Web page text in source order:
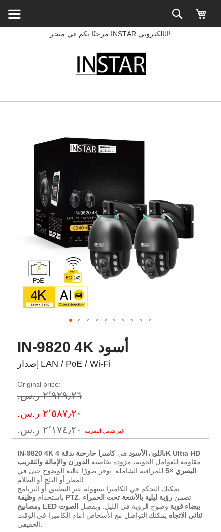
مرحبًا بكم في متجر INSTAR الإلكتروني!
IN-9820 4K أسود
إصدار LAN / PoE / Wi-Fi
Original price:
٢٬٩٢٩٫٣٦ ر.س.‏
Price
٢٬٥٨٧٫٣٠ ر.س.‏
٢٬١٧٤٫٢٠ ر.س.‏
IN-9820 4K باللون الأسود هي
كاميرا خارجية بدقة 4K Ultra HD
مقاومة للعوامل الجوية، مزودة بخاصية الدوران والإمالة والتقريب
البصري ×5
للمراقبة الشاملة. توفر صورًا عالية الوضوح حتى في
يمكنك التحكم في الكاميرا بسهولة عبر التطبيق أو البرنامج
باستخدام وظيفة PTZ . تضمن رؤية ليلية بالأشعة تحت الحمراء
و
مصابيح LED بيضاء قوية وضوح الرؤية في الليل. وبفضل الصوت
ثنائي الاتجاه يمكنك التواصل مع الأشخاص أمام الكاميرا في الوقت